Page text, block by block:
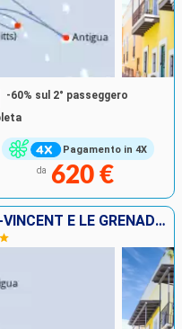
Pagamento in 4X
-60% sul 2° passeggero
da 620 €
BARBADOS, DOMINICA, SAINT-VINCENT E LE GRENADINE, ANTIGUA E BARBUDA, STATI UNITI, PORTORICO